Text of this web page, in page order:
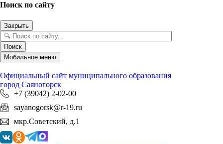
Поиск по сайту
Закрыть
Поиск
Мобильное меню
Официальный сайт муниципального образования
город Саяногорск
+7 (39042) 2-02-00
sayanogorsk@r-19.ru
мкр.Советский, д.1